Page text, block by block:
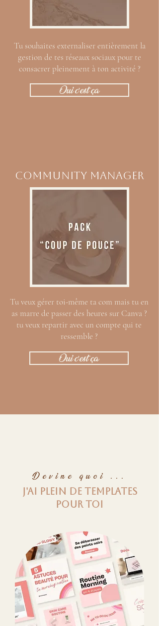
Tu souhaites externaliser entièrement la
gestion de tes réseaux sociaux pour te
consacrer pleinement à ton activité ?
Oui c'est ça
COMMUNITY MANAGER
Tu veux gérer toi-même ta com mais tu en
as marre de passer des heures sur Canva ?
tu veux repartir avec un compte qui te
ressemble ?
Oui c'est ça
Devine quoi ...
J'ai plein de templates
POUR TOI